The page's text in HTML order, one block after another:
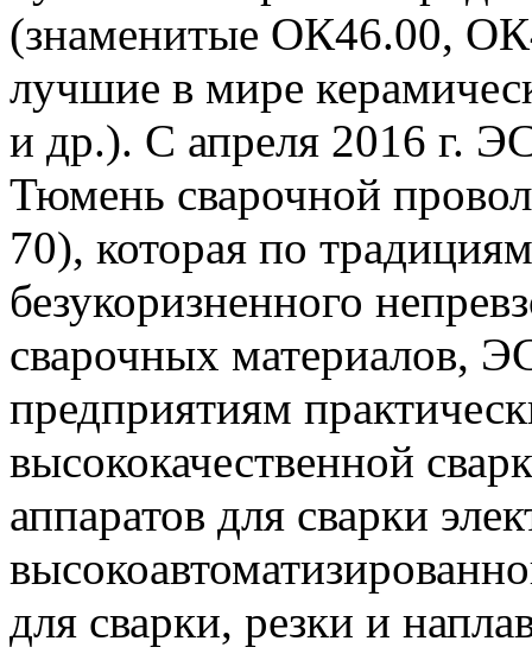
(знаменитые ОК46.00,
лучшие в мире
и др.). С апреля 2016 г.
Тюмень сварочной
70), которая по
безукоризненного
сварочных материалов,
предприятиям
высококачественной
аппаратов для сварки
для сварки, резки и